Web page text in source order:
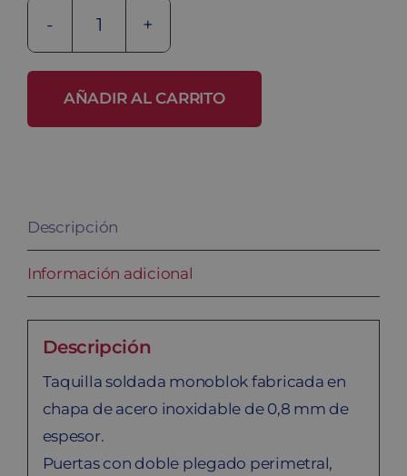
Taquilla
acero
cantidad
AÑADIR AL CARRITO
Descripción
Información adicional
Descripción
Taquilla soldada monoblok fabricada en
chapa de acero inoxidable de 0,8 mm de
espesor.
Puertas con doble plegado perimetral,